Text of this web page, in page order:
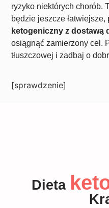
ryzyko niektórych chorób.
będzie jeszcze
ketogeniczny z dostawą
osiągnąć zamierzony cel.
tłuszczowej i zadbaj o
[sprawdzenie]
Dieta